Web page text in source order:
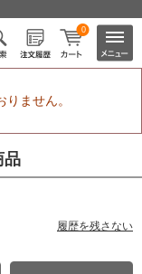
0
ません。
品
履歴を残さない